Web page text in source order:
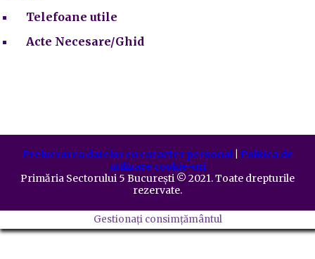
Telefoane utile
Acte Necesare/Ghid
Prelucrarea datelor cu caracter personal| Politica de
utilizare cookie-uri
Primăria Sectorului 5 București ©️ 2021. Toate drepturile
rezervate.
Gestionați consimțământul